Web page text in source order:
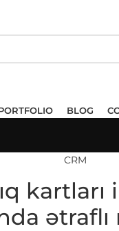
BLOG
CRM